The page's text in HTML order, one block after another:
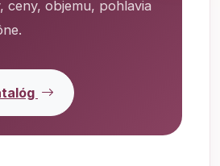
ceny, objemu, pohlavia